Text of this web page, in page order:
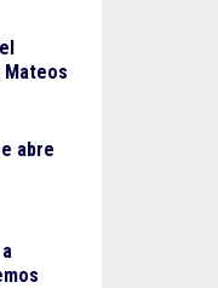
Mateos
abre